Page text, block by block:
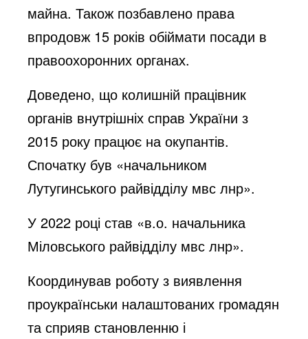
майна. Також позбавлено права
впродовж 15 років обіймати посади в
правоохоронних органах.
Доведено, що колишній працівник
органів внутрішніх справ України з
2015 року працює на окупантів.
Спочатку був «начальником
Лутугинського райвідділу мвс лнр».
У 2022 році став «в.о. начальника
Міловського райвідділу мвс лнр».
Координував роботу з виявлення
проукраїнськи налаштованих громадян
та сприяв становленню і